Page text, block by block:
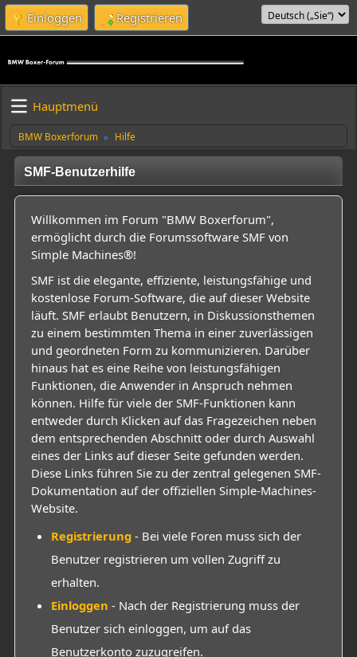
Einloggen Registrieren
Hauptmenü
BMW Boxerforum ► Hilfe
SMF-Benutzerhilfe
Willkommen im Forum "BMW Boxerforum",
ermöglicht durch die Forumssoftware SMF von
Simple Machines®!
SMF ist die elegante, effiziente, leistungsfähige und
kostenlose Forum-Software, die auf dieser Website
läuft. SMF erlaubt Benutzern, in Diskussionsthemen
zu einem bestimmten Thema in einer zuverlässigen
und geordneten Form zu kommunizieren. Darüber
hinaus hat es eine Reihe von leistungsfähigen
Funktionen, die Anwender in Anspruch nehmen
können. Hilfe für viele der SMF-Funktionen kann
entweder durch Klicken auf das Fragezeichen neben
dem entsprechenden Abschnitt oder durch Auswahl
eines der Links auf dieser Seite gefunden werden.
Diese Links führen Sie zu der zentral gelegenen SMF-
Dokumentation auf der offiziellen Simple-Machines-
Website.
Registrierung - Bei viele Foren muss sich der
Benutzer registrieren um vollen Zugriff zu
erhalten.
Einloggen - Nach der Registrierung muss der
Benutzer sich einloggen, um auf das
Benutzerkonto zuzugreifen.